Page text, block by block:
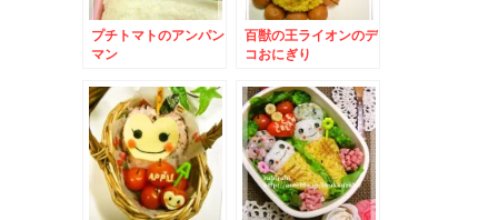
プチトマトのアンパン
マン
百獣の王ライオンのデ
コおにぎり